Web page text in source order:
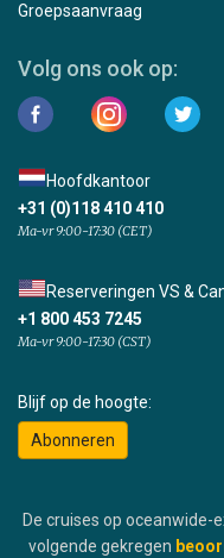
Groepsaanvraag
Volg ons ook op:
Hoofdkantoor
+31 (0)118 410 410
Ma-vr 9:00-17:30 (CET)
Reserveringen VS &
+1 800 453 7245
Ma-vr 9:00-17:30 (CST)
Blijf op de hoogte:
Abonneren
De cruises op
volgende gekregen